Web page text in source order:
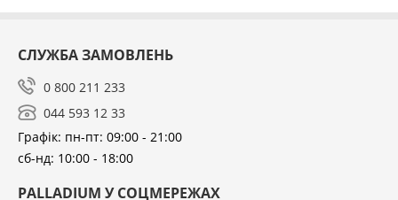
СЛУЖБА ЗАМОВЛЕНЬ
0 800 211 233
044 593 12 33
Графік: пн-пт: 09:00 - 21:00
сб-нд: 10:00 - 18:00
PALLADIUM У СОЦМЕРЕЖАХ